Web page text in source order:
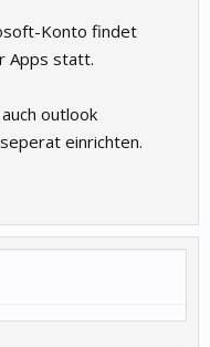
Konto findet
Apps statt.
outlook
einrichten.